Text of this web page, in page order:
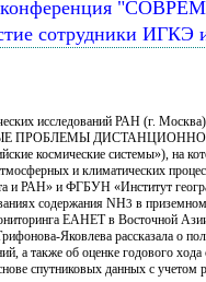
конференция
сотрудники ИГКЭ
исследований РАН (г.
ПРОБЛЕМЫ
космические системы»), на
и климатических
и РАН» и ФГБУН «Институт
содержания NH3 в
ЕАНЕТ в Восточной
Яковлева рассказала о
а также об оценке годового
спутниковых данных с учетом